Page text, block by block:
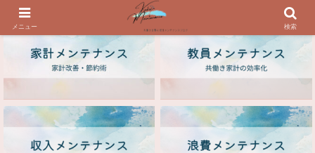
メニュー 検索